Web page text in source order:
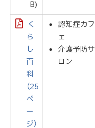
B)
く
ら
し
百
科
（25
ペ
ー
ジ）
認知症カフ
ェ
介護予防サ
ロン